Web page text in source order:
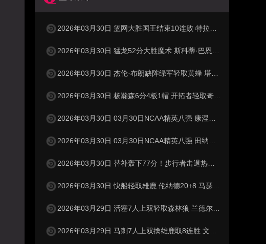
2026年03月30日 篮网大胜国王结束10连败 特拉奥雷17+6 德文·卡特20+8
2026年03月30日 猛龙52分大胜魔术 斯科蒂·巴恩斯28分钟23+15 班凯罗14中3
2026年03月30日 杰伦·布朗缺阵绿军轻取黄蜂 塔图姆32+5+8 普理查德28+6+6
2026年03月30日 杨瀚森6分4板1帽 开拓者轻取奇才 阿夫迪亚20+7+5 卡马拉23+7
2026年03月30日 03月30日NCAA精英八强 康涅狄格73 - 72杜克 全场集锦
2026年03月30日 03月30日NCAA精英八强 田纳西大学62 - 95密歇根 全场集锦
2026年03月30日 替补轰下77分！步行者击退热火 西卡30+11+6 希罗31分
2026年03月30日 快船轻取雄鹿 伦纳德20+8 马瑟林28+6 特伦特空砍36分
2026年03月29日 活塞7人上双轻取森林狼 兰德尔13中2 纳兹·里德15中3
2026年03月29日 马刺7人上双擒雄鹿取8连胜 文班23+15+6 卡斯尔22+10+10